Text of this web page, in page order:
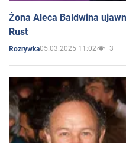
Żona Aleca Baldwina
Rust
Rozrywka05.03.2025 11:02 3